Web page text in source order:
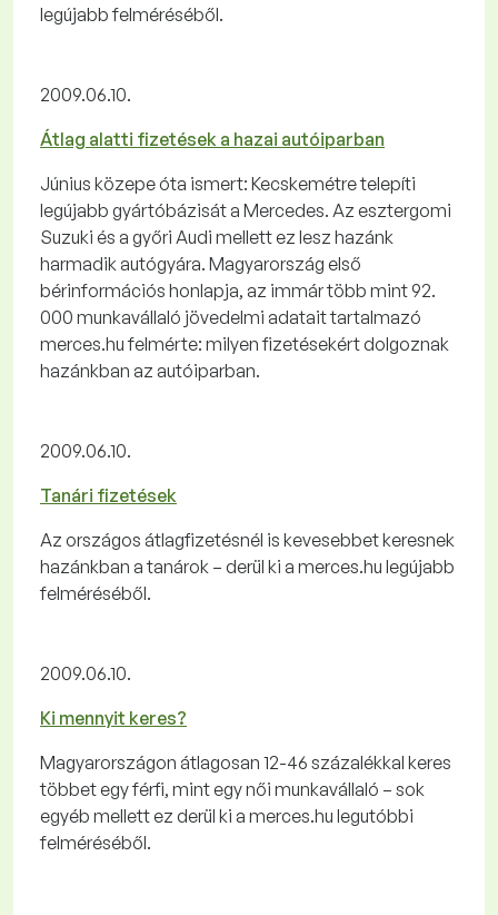
legújabb felméréséből.
2009.06.10.
Átlag alatti fizetések a hazai autóiparban
Június közepe óta ismert: Kecskemétre telepíti
legújabb gyártóbázisát a Mercedes. Az esztergomi
Suzuki és a győri Audi mellett ez lesz hazánk
harmadik autógyára. Magyarország első
bérinformációs honlapja, az immár több mint 92.
000 munkavállaló jövedelmi adatait tartalmazó
merces.hu felmérte: milyen fizetésekért dolgoznak
hazánkban az autóiparban.
2009.06.10.
Tanári fizetések
Az országos átlagfizetésnél is kevesebbet keresnek
hazánkban a tanárok – derül ki a merces.hu legújabb
felméréséből.
2009.06.10.
Ki mennyit keres?
Magyarországon átlagosan 12-46 százalékkal keres
többet egy férfi, mint egy női munkavállaló – sok
egyéb mellett ez derül ki a merces.hu legutóbbi
felméréséből.